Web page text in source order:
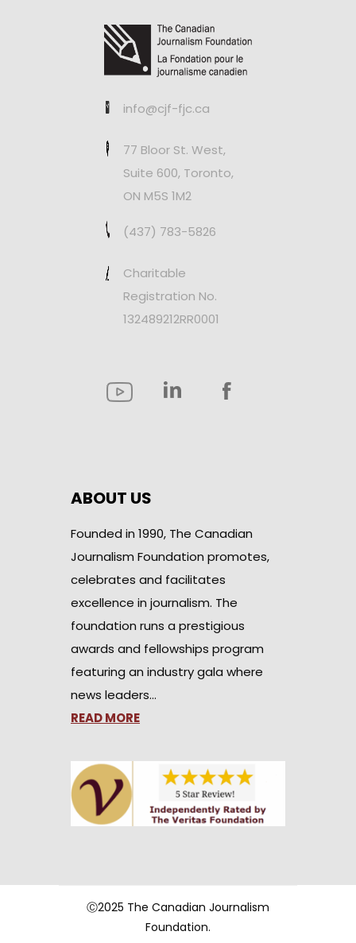
info@cjf-fjc.ca
77 Bloor St. West,
Suite 600, Toronto,
ON M5S 1M2
(437) 783-5826
Charitable
Registration No.
132489212RR0001
ABOUT US
Founded in 1990, The Canadian
Journalism Foundation promotes,
celebrates and facilitates
excellence in journalism. The
foundation runs a prestigious
awards and fellowships program
featuring an industry gala where
news leaders…
READ MORE
Ⓒ2025 The Canadian Journalism
Foundation.